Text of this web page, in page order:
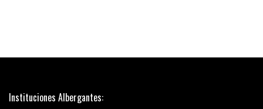
Instituciones Albergantes: